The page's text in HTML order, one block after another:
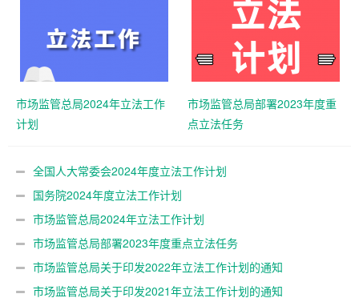
市场监管总局2024年立法工作
计划
市场监管总局部署2023年度重
点立法任务
全国人大常委会2024年度立法工作计划
国务院2024年度立法工作计划
市场监管总局2024年立法工作计划
市场监管总局部署2023年度重点立法任务
市场监管总局关于印发2022年立法工作计划的通知
市场监管总局关于印发2021年立法工作计划的通知